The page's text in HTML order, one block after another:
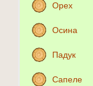
Орех
Осина
Падук
Сапеле